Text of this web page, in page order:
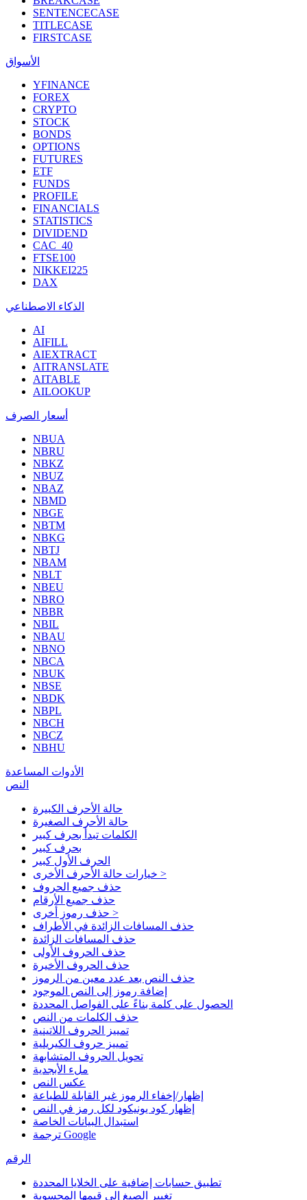
SENTENCECASE
TITLECASE
FIRSTCASE
الأسواق
YFINANCE
FOREX
CRYPTO
STOCK
BONDS
OPTIONS
FUTURES
ETF
FUNDS
PROFILE
FINANCIALS
STATISTICS
DIVIDEND
CAC_40
FTSE100
NIKKEI225
DAX
الذكاء الاصطناعي
AI
AIFILL
AIEXTRACT
AITRANSLATE
AITABLE
AILOOKUP
أسعار الصرف
NBUA
NBRU
NBKZ
NBUZ
NBAZ
NBMD
NBGE
NBTM
NBKG
NBTJ
NBAM
NBLT
NBEU
NBRO
NBBR
NBIL
NBAU
NBNO
NBCA
NBUK
NBSE
NBDK
NBPL
NBCH
NBCZ
NBHU
الأدوات المساعدة
النص
حالة الأحرف الكبيرة
حالة الأحرف الصغيرة
الكلمات تبدأ بحرف كبير
بحرف كبير
الحرف الأول كبير
خيارات حالة الأحرف الأخرى >
حذف جميع الحروف
حذف جميع الأرقام
حذف رموز أخرى >
حذف المسافات الزائدة في الأطراف
حذف المسافات الزائدة
حذف الحروف الأولى
حذف الحروف الأخيرة
حذف النص بعد عدد معين من الرموز
إضافة رموز إلى النص الموجود
الحصول على كلمة بناءً على الفواصل المحددة
حذف الكلمات من النص
تمييز الحروف اللاتينية
تمييز حروف الكيريلية
تحويل الحروف المتشابهة
ملء الأبجدية
عكس النص
إظهار/إخفاء الرموز غير القابلة للطباعة
إظهار كود يونيكود لكل رمز في النص
استبدال البيانات الخاصة
ترجمة Google
الرقم
تطبيق حسابات إضافية على الخلايا المحددة
تغيير الصيغ إلى قيمها المحسوبة